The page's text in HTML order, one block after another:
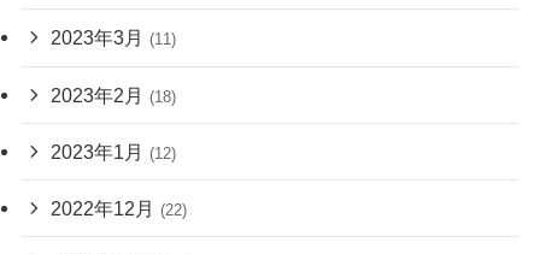
2023年3月 (11)
2023年2月 (18)
2023年1月 (12)
2022年12月 (22)